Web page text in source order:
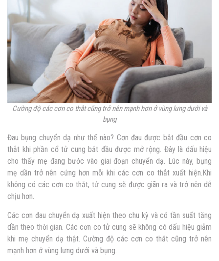
Cường độ các cơn co thắt cũng trở nên mạnh hơn ở vùng lưng dưới và
bụng
Đau bụng chuyển dạ như thế nào? Cơn đau được bắt đầu cơn co
thắt khi phần cổ tử cung bắt đầu được mở rộng. Đây là dấu hiệu
cho thấy mẹ đang bước vào giai đoạn chuyển dạ. Lúc này, bụng
mẹ dần trở nên cứng hơn mỗi khi các cơn co thắt xuất hiện.Khi
không có các cơn co thắt, tử cung sẽ được giãn ra và trở nên dễ
chịu hơn.
Các cơn đau chuyển dạ xuất hiện theo chu kỳ và có tần suất tăng
dần theo thời gian. Các cơn co tử cung sẽ không có dấu hiệu giảm
khi mẹ chuyển dạ thật. Cường độ các cơn co thắt cũng trở nên
mạnh hơn ở vùng lưng dưới và bụng.